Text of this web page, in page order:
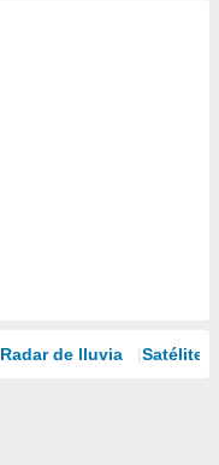
Radar de lluvia Satélites